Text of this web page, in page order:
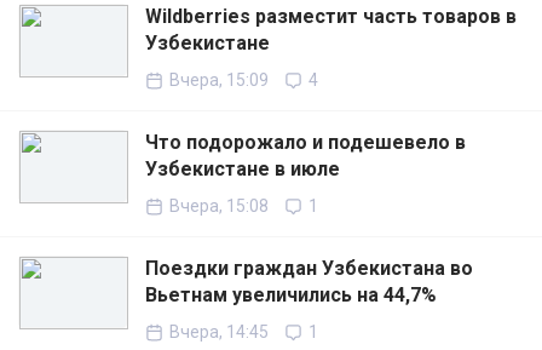
Wildberries разместит часть товаров в
Узбекистане
Вчера, 15:09 4
Что подорожало и подешевело в
Узбекистане в июле
Вчера, 15:08 1
Поездки граждан Узбекистана во
Вьетнам увеличились на 44,7%
Вчера, 14:45 1